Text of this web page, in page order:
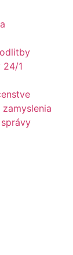
24/1